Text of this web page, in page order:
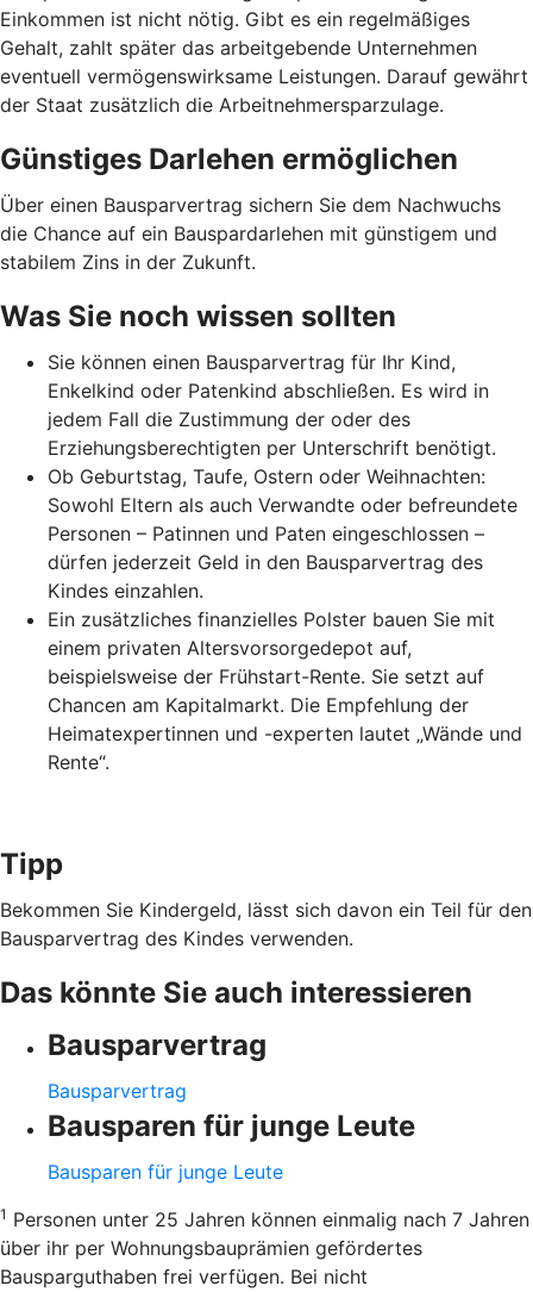
Einkommen ist nicht nötig. Gibt es ein regelmäßiges
Gehalt, zahlt später das arbeitgebende Unternehmen
eventuell vermögenswirksame Leistungen. Darauf gewährt
der Staat zusätzlich die Arbeitnehmer­spar­zulage.
Günstiges Darlehen ermöglichen
Über einen Bausparvertrag sichern Sie dem Nachwuchs
die Chance auf ein Bauspardarlehen mit günstigem und
stabilem Zins in der Zukunft.
Was Sie noch wissen sollten
Sie können einen Bausparvertrag für Ihr Kind,
Enkelkind oder Patenkind abschließen. Es wird in
jedem Fall die Zustimmung der oder des
Erziehungsberechtigten per Unterschrift benötigt.
Ob Geburtstag, Taufe, Ostern oder Weihnachten:
Sowohl Eltern als auch Verwandte oder befreundete
Personen – Patinnen und Paten eingeschlossen –
dürfen jederzeit Geld in den Bausparvertrag des
Kindes einzahlen.
Ein zusätzliches finanzielles Polster bauen Sie mit
einem privaten Altersvorsorgedepot auf,
beispielsweise der Frühstart-Rente. Sie setzt auf
Chancen am Kapitalmarkt. Die Empfehlung der
Heimatexpertinnen und -experten lautet „Wände und
Rente“.
Tipp
Bekommen Sie Kindergeld, lässt sich davon ein Teil für den
Bausparvertrag des Kindes verwenden.
Das könnte Sie auch interessieren
Bausparvertrag
Bausparvertrag
Bausparen für junge Leute
Bausparen für junge Leute
1 Personen unter 25 Jahren können einmalig nach 7 Jahren
über ihr per Wohnungsbauprämien gefördertes
Bausparguthaben frei verfügen. Bei nicht